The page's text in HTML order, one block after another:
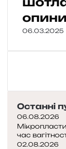
06.03.2025
Останні
06.08.2026
час
02.08.2026